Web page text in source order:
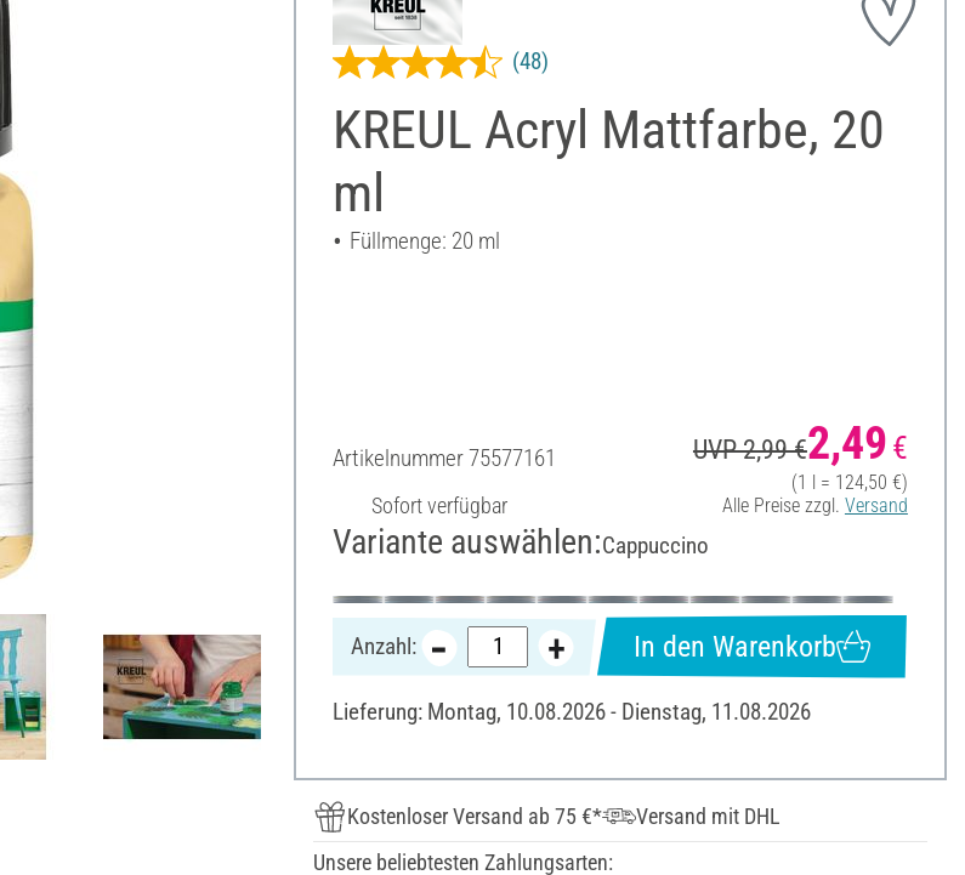
KREUL Acryl Mattfarbe, 20
ml
(48)
Füllmenge: 20 ml
Artikelnummer75577161
Sofort verfügbar
UVP 2,99 €2,49 €
(1 l = 124,50 €)
Alle Preise zzgl. Versand
Variante auswählen:Cappuccino
Anzahl: In den Warenkorb
Lieferung: Montag, 10.08.2026 - Dienstag, 11.08.2026
Kostenloser Versand ab 75 €*
Versand mit DHL
Unsere beliebtesten Zahlungsarten: